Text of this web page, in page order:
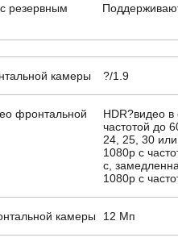
резервным
камеры ?/1.9
фронтальной
HDR?видео в
частотой до
24, 25, 30
1080p с
с,
1080p с
камеры 12 Мп